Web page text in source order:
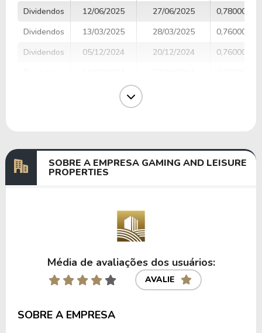
Dividendos
12/06/2025 27/06/2025
0,78000000
Dividendos
13/03/2025 28/03/2025
0,76000000
Dividendos
05/12/2024 20/12/2024
0,76000000
06/06/2024
SOBRE A EMPRESA GAMING AND LEISURE
PROPERTIES
Média de avaliações dos usuários:
AVALIE
SOBRE A EMPRESA